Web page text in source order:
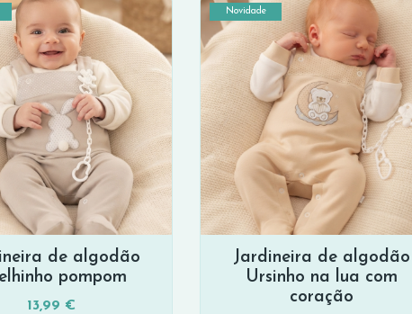
de algodão
pompom
13,99 €
Novidade
Jardineira de algodão
Ursinho na lua com
coração